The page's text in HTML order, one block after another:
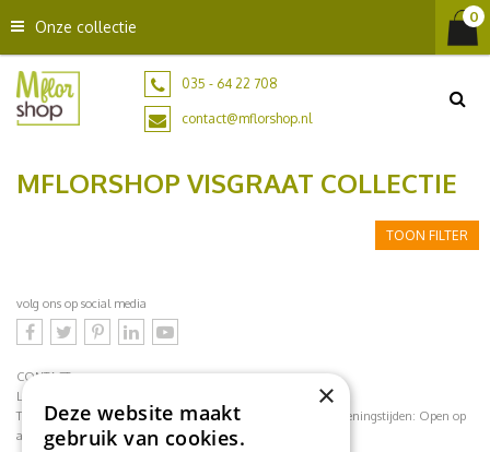
n
Onze collectie
035 - 64 22 708
contact@mflorshop.nl
MFLORSHOP VISGRAAT COLLECTIE
TOON FILTER
volg ons op social media
CONTACT
Loodijk 24
Telefoonnummer:035 - 64 22 708 contact@mflorshop.nl Openingstijden: Open op
afspraak
×
Deze website maakt
gebruik van cookies.